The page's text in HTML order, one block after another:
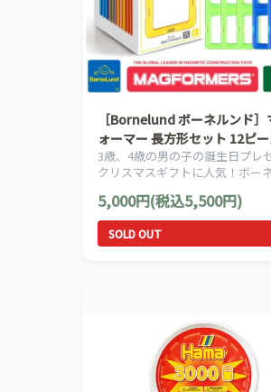
［Bornelund ボーネルンド］
ォーマー 長方形セット 12ピ
3歳、4歳の男の子の誕生日プレ
クリスマスギフトに人気！ボー
グ・フォーマー』！ プラス１で
がる追加パーツシリーズ。長方
だけが入ったセットです。
5,000円(税込5,500円)
SOLD OUT